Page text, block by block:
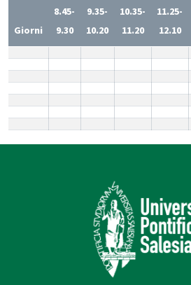
Giorni
8.45-
9.30
9.35-
10.20
10.35-
11.20
11.25-
12.10